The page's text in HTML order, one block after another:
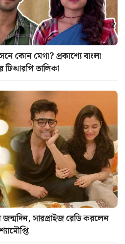
কোন মেগা? প্রকাশ্যে বাংলা
টিআরপি তালিকা
সারপ্রাইজ রেডি করলেন